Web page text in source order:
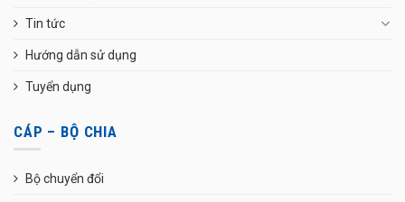
Tin tức
Hướng dẫn sử dụng
Tuyển dụng
CÁP – BỘ CHIA
Bộ chuyển đổi